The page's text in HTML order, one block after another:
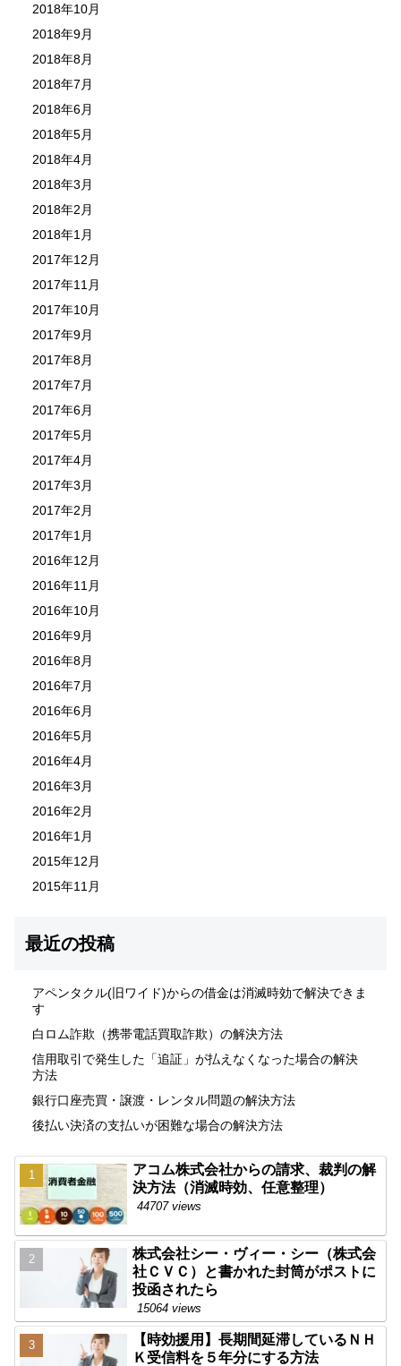
2018年10月
2018年9月
2018年8月
2018年7月
2018年6月
2018年5月
2018年4月
2018年3月
2018年2月
2018年1月
2017年12月
2017年11月
2017年10月
2017年9月
2017年8月
2017年7月
2017年6月
2017年5月
2017年4月
2017年3月
2017年2月
2017年1月
2016年12月
2016年11月
2016年10月
2016年9月
2016年8月
2016年7月
2016年6月
2016年5月
2016年4月
2016年3月
2016年2月
2016年1月
2015年12月
2015年11月
最近の投稿
アペンタクル(旧ワイド)からの借金は消滅時効で解決できま
す
白ロム詐欺（携帯電話買取詐欺）の解決方法
信用取引で発生した「追証」が払えなくなった場合の解決
方法
銀行口座売買・譲渡・レンタル問題の解決方法
後払い決済の支払いが困難な場合の解決方法
アコム株式会社からの請求、裁判の解
決方法（消滅時効、任意整理）
44707 views
株式会社シー・ヴィー・シー（株式会
社ＣＶＣ）と書かれた封筒がポストに
投函されたら
15064 views
【時効援用】長期間延滞しているＮＨ
Ｋ受信料を５年分にする方法